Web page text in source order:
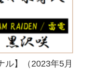
ル】（2023年5月